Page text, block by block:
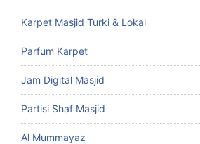
Karpet Masjid Turki & Lokal
Parfum Karpet
Jam Digital Masjid
Partisi Shaf Masjid
Al Mummayaz